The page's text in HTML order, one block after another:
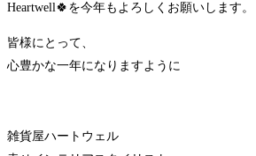
Heartwell🍀を今年もよろしくお願いします。
皆様にとって、
心豊かな一年になりますように
雑貨屋ハートウェル